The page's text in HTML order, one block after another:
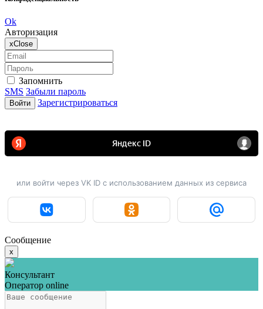
Ok
Авторизация
xClose
Запомнить
SMS Забыли пароль
Войти Зарегистрироваться
или войти через VK ID с использованием данных из сервиса
Сообщение
x
Консультант
Оператор online